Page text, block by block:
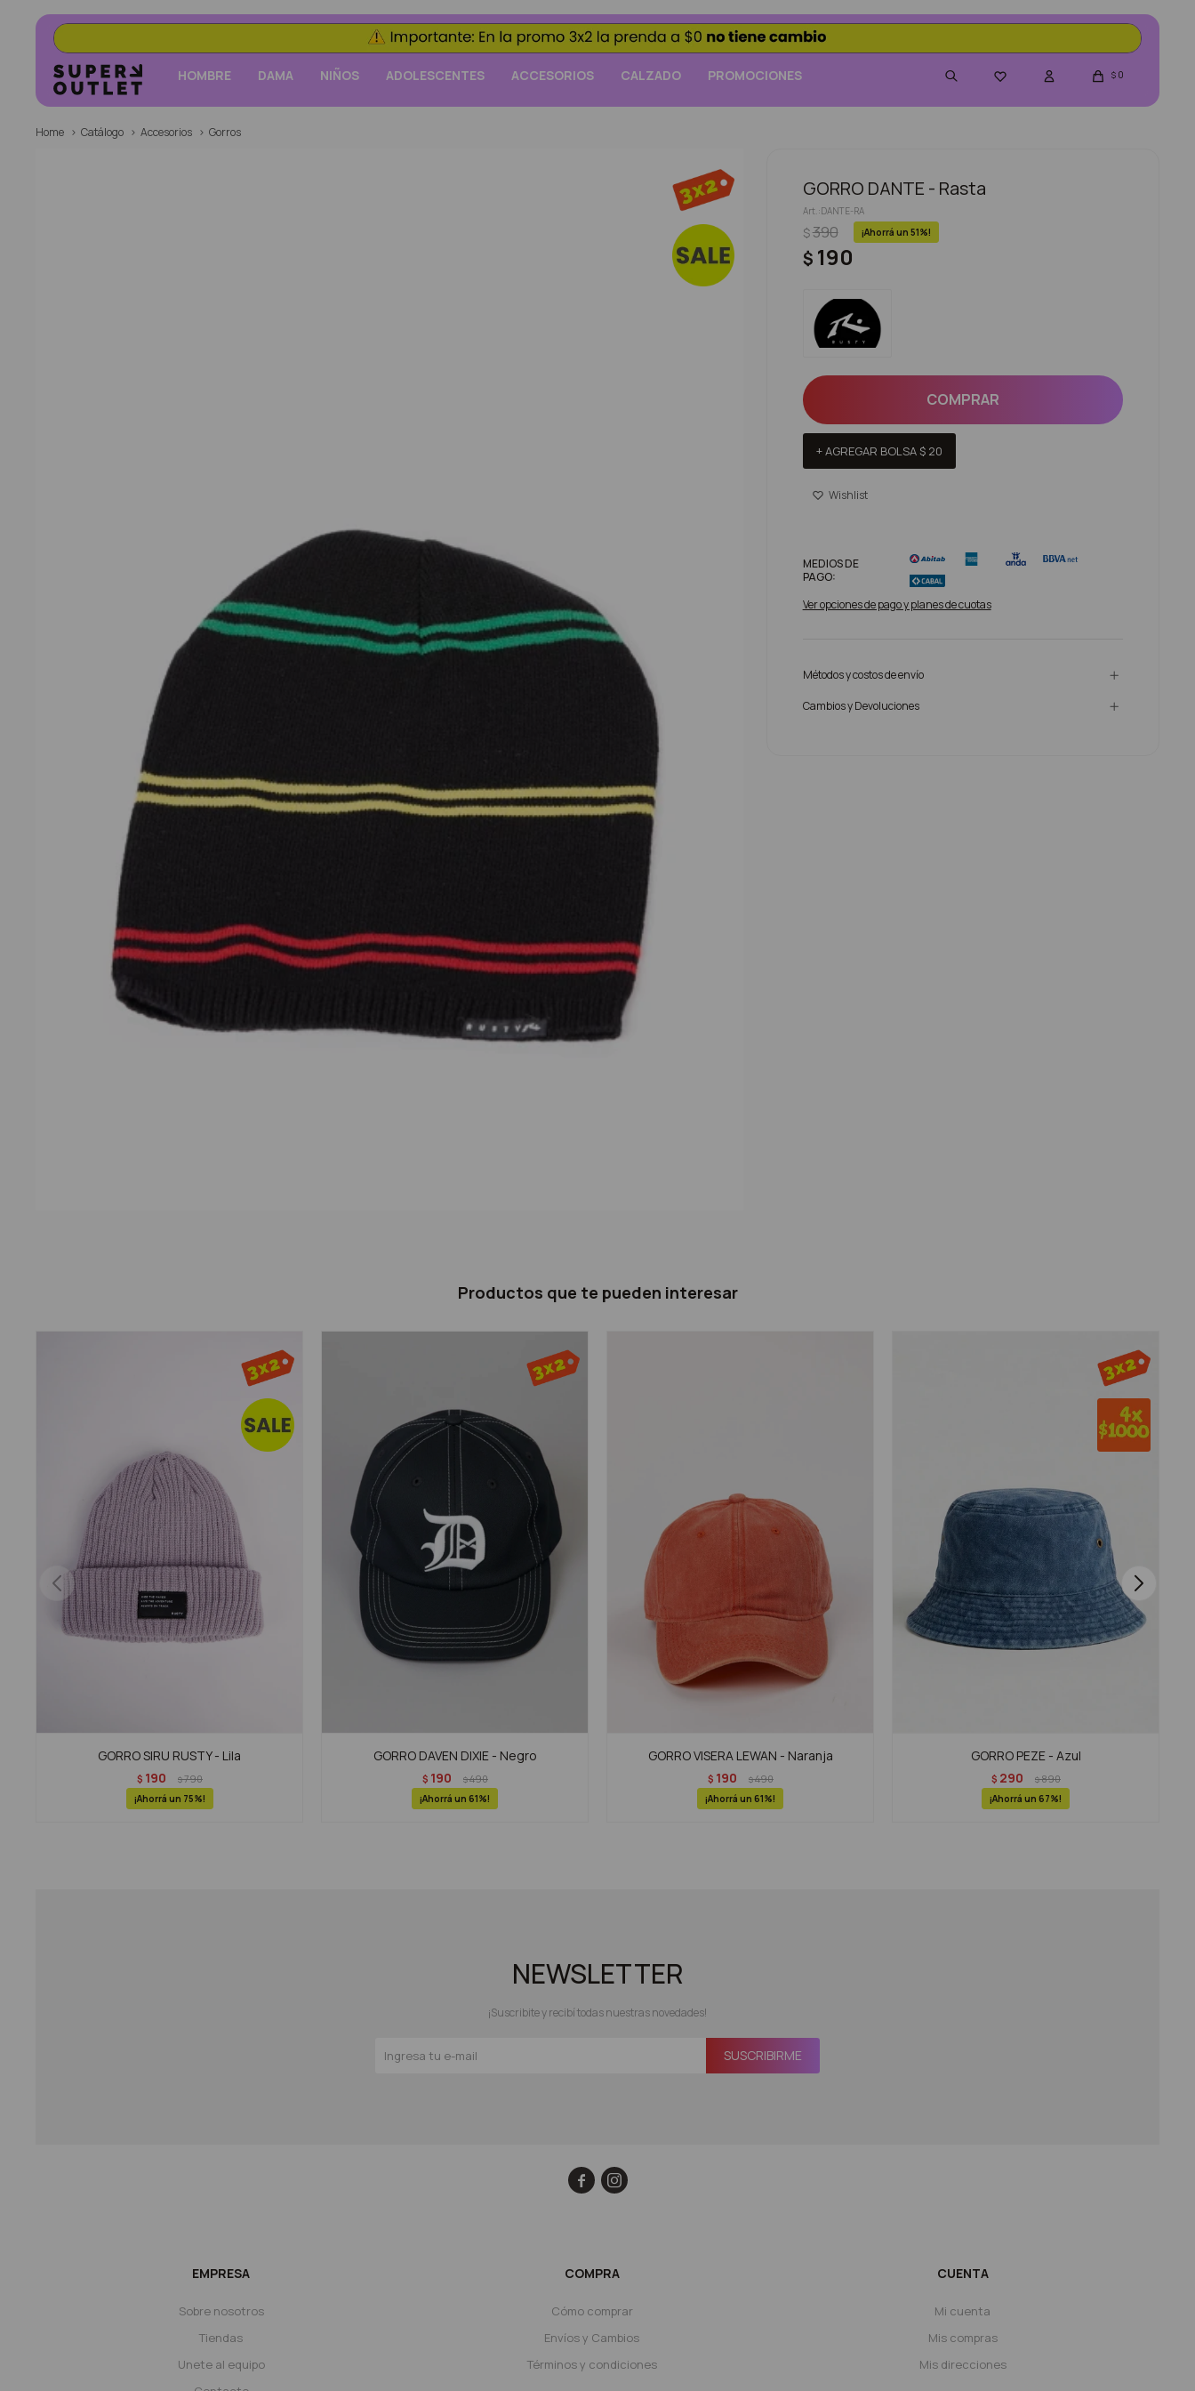
HOMBRE DAMA NIÑOS ADOLESCENTES ACCESORIOS CALZADO PROMOCIONES  $ 0
Home Catálogo Accesorios Gorros
GORRO DANTE - Rasta
DANTE-RA
$ 190
$390 51
COMPRAR
+ AGREGAR BOLSA$ 20
MEDIOS DE
PAGO:
Ver opciones de pago y planes de cuotas
Métodos y costos de envío
Cambios y Devoluciones
Productos que te pueden interesar
GORRO SIRU RUSTY - Lila
$ 190 $790
75
GORRO DAVEN DIXIE - Negro
$ 190 $490
61
GORRO VISERA LEWAN - Naranja
$ 190 $490
61
GORRO PEZE - Azul
$ 290 $890
67
EMPRESA
Sobre nosotros
Tiendas
Unete al equipo
COMPRA
Cómo comprar
Envíos y Cambios
Términos y condiciones
CUENTA
Mi cuenta
Mis compras
Mis direcciones
NEWSLETTER
¡Suscribite y recibí todas nuestras novedades!
SUSCRIBIRME
 